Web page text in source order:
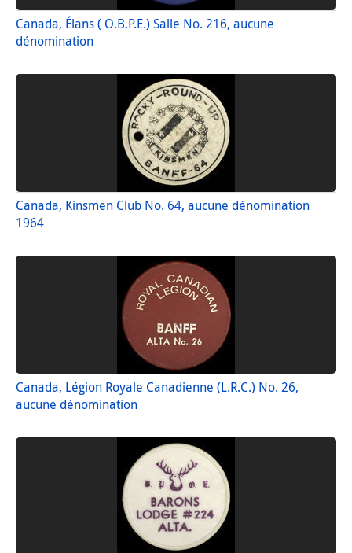
Canada, Élans ( O.B.P.E.) Salle No. 216, aucune
dénomination
Canada, Kinsmen Club No. 64, aucune dénomination
1964
Canada, Légion Royale Canadienne (L.R.C.) No. 26,
aucune dénomination